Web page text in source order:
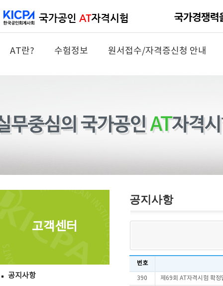
AT란? 수험정보 원서접수/자격증신청 안내
고객센터
공지사항
공지사항
번호
390 제69회 AT자격시험 확정